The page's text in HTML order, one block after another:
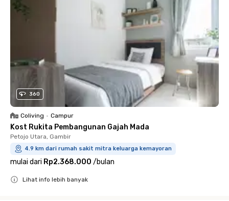
360
Coliving • Campur
Kost Rukita Pembangunan Gajah Mada
Petojo Utara, Gambir
4.9 km dari rumah sakit mitra keluarga kemayoran
mulai dari Rp2.368.000 /bulan
Lihat info lebih banyak